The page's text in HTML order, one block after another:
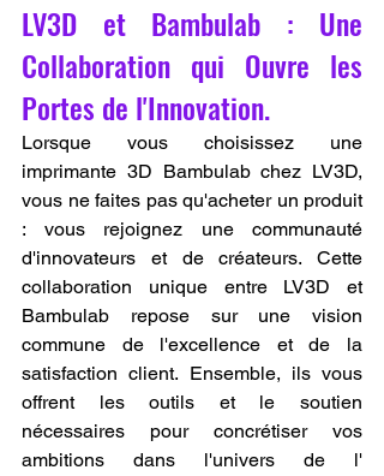
LV3D et Bambulab : Une
Collaboration qui Ouvre les
Portes de l'Innovation.
Lorsque vous choisissez une
imprimante 3D Bambulab chez LV3D,
vous ne faites pas qu'acheter un produit
: vous rejoignez une communauté
d'innovateurs et de créateurs. Cette
collaboration unique entre LV3D et
Bambulab repose sur une vision
commune de l'excellence et de la
satisfaction client. Ensemble, ils vous
offrent les outils et le soutien
nécessaires pour concrétiser vos